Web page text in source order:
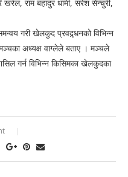
खरेल, राम बहादुर धामी, सरेश सेन्चुरी,
गरी खेलकुद प्रवद्र्धनको विभिन्न
अध्यक्ष वाग्लेले बताए । मञ्चले
गर्न विभिन्न किसिमका खेलकुदका